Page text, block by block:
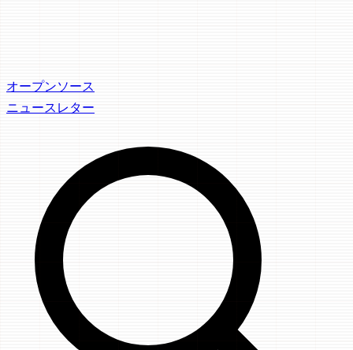
オープンソース
ニュースレター